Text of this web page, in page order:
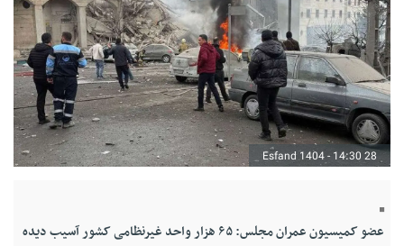
28 Esfand 1404 - 14:30
عضو کمیسیون عمران مجلس: ۶۵ هزار واحد غیرنظامی کشور آسیب دیده